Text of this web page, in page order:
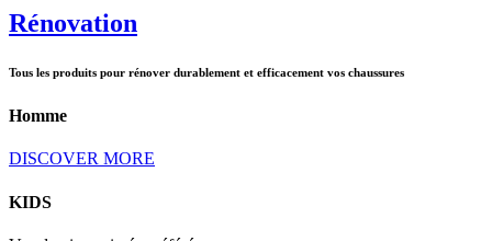
Rénovation
Tous les produits pour rénover durablement et efficacement vos chaussures
Homme
DISCOVER MORE
KIDS